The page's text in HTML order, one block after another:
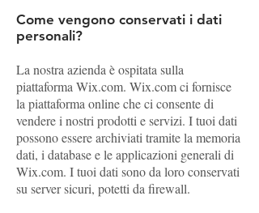
Come vengono conservati i dati
personali?
La nostra azienda è ospitata sulla
piattaforma Wix.com. Wix.com ci fornisce
la piattaforma online che ci consente di
vendere i nostri prodotti e servizi. I tuoi dati
possono essere archiviati tramite la memoria
dati, i database e le applicazioni generali di
Wix.com. I tuoi dati sono da loro conservati
su server sicuri, potetti da firewall.